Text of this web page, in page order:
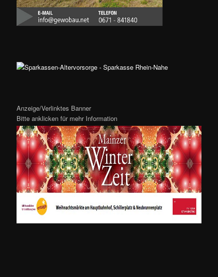
Anzeige/Verlinktes Banner
Bitte anklicken für mehr Information